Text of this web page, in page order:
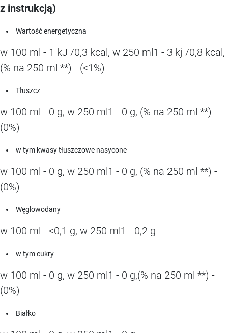
z instrukcją)
Wartość energetyczna
w 100 ml - 1 kJ /0,3 kcal, w 250 ml1 - 3 kj /0,8 kcal,
(% na 250 ml **) - (<1%)
Tłuszcz
w 100 ml - 0 g, w 250 ml1 - 0 g, (% na 250 ml **) -
(0%)
w tym kwasy tłuszczowe nasycone
w 100 ml - 0 g, w 250 ml1 - 0 g, (% na 250 ml **) -
(0%)
Węglowodany
w 100 ml - <0,1 g, w 250 ml1 - 0,2 g
w tym cukry
w 100 ml - 0 g, w 250 ml1 - 0 g,(% na 250 ml **) -
(0%)
Białko